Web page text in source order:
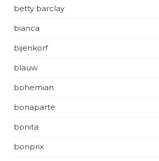
betty barclay
bianca
bijenkorf
blauw
bohemian
bonaparte
bonita
bonprix